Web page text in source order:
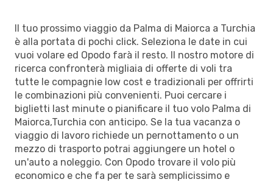
Il tuo prossimo viaggio da Palma di Maiorca a Turchia
è alla portata di pochi click. Seleziona le date in cui
vuoi volare ed Opodo farà il resto. Il nostro motore di
ricerca confronterà migliaia di offerte di voli tra
tutte le compagnie low cost e tradizionali per offrirti
le combinazioni più convenienti. Puoi cercare i
biglietti last minute o pianificare il tuo volo Palma di
Maiorca,Turchia con anticipo. Se la tua vacanza o
viaggio di lavoro richiede un pernottamento o un
mezzo di trasporto potrai aggiungere un hotel o
un'auto a noleggio. Con Opodo trovare il volo più
economico e che fa per te sarà semplicissimo e